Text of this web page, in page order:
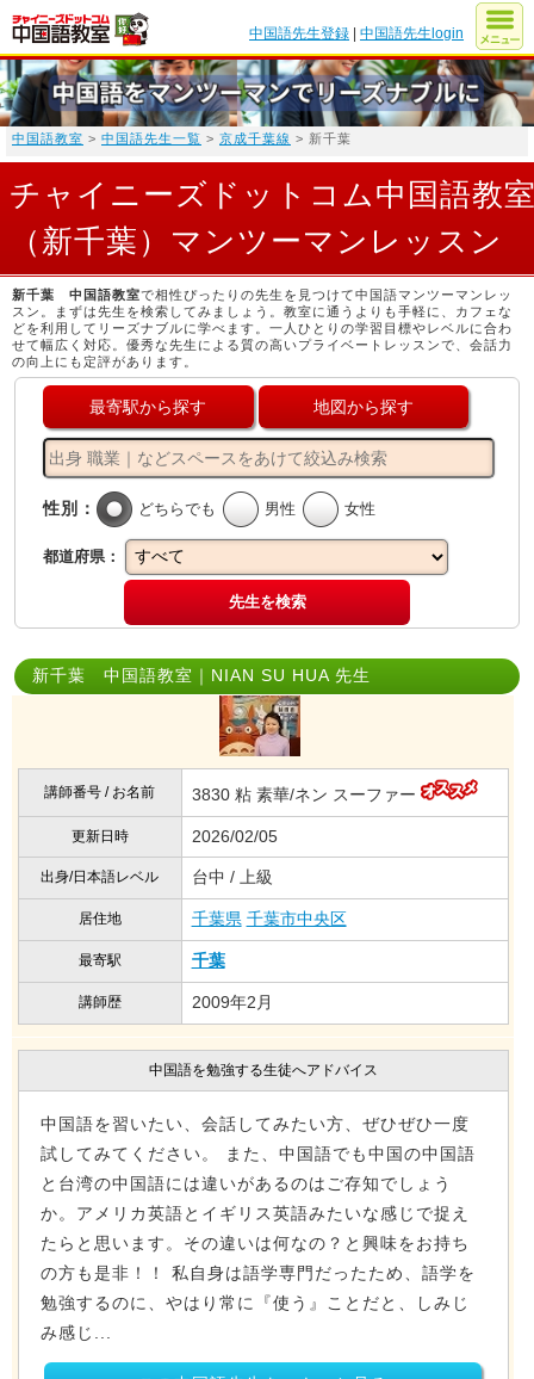
中国語先生登録 |中国語先生login
中国語教室 > 中国語先生一覧 > 京成千葉線 > 新千葉
チャイニーズドットコム中国語教
（新千葉）マンツーマンレッスン
新千葉 中国語教室で相性ぴったりの先生を見つけて中国語マンツーマンレッ
スン。まずは先生を検索してみましょう。教室に通うよりも手軽に、カフェな
どを利用してリーズナブルに学べます。一人ひとりの学習目標やレベルに合わ
せて幅広く対応。優秀な先生による質の高いプライベートレッスンで、会話力
の向上にも定評があります。
最寄駅から探す 地図から探す
性別： どちらでも 男性 女性
都道府県：
先生を検索
新千葉 中国語教室｜NIAN SU HUA 先生
講師番号 / お名前 3830 粘 素華/ネン スーファー
更新日時 2026/02/05
出身/日本語レベル 台中 / 上級
居住地 千葉県 千葉市中央区
最寄駅 千葉
講師歴 2009年2月
中国語を勉強する生徒へアドバイス
中国語を習いたい、会話してみたい方、ぜひぜひ一度
試してみてください。 また、中国語でも中国の中国語
と台湾の中国語には違いがあるのはご存知でしょう
か。アメリカ英語とイギリス英語みたいな感じで捉え
たらと思います。その違いは何なの？と興味をお持ち
の方も是非！！ 私自身は語学専門だったため、語学を
勉強するのに、やはり常に『使う』ことだと、しみじ
み感じ...